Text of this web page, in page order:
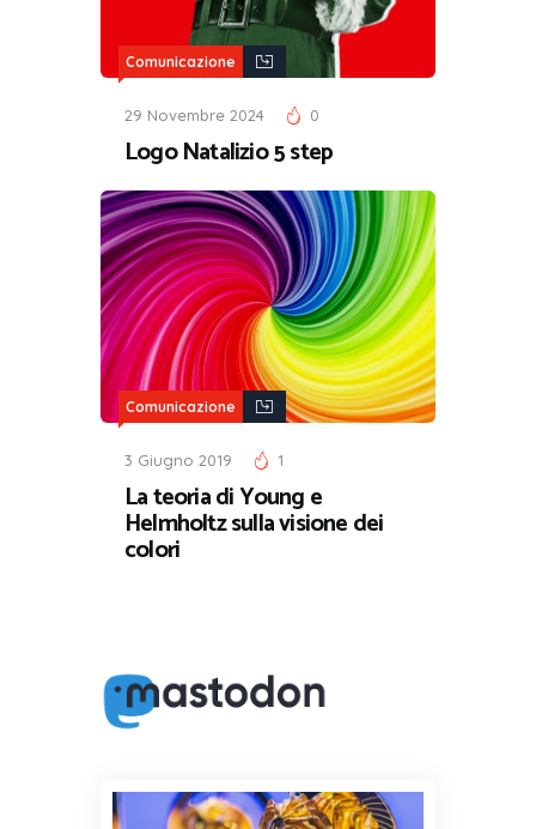
Comunicazione
29 Novembre 2024 0
Logo Natalizio 5 step
Comunicazione
3 Giugno 2019 1
La teoria di Young e
Helmholtz sulla visione dei
colori